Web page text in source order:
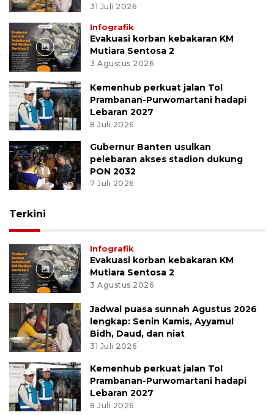
31 Juli 2026
Infografik
Evakuasi korban kebakaran KM
Mutiara Sentosa 2
3 Agustus 2026
Kemenhub perkuat jalan Tol
Prambanan-Purwomartani hadapi
Lebaran 2027
8 Juli 2026
Gubernur Banten usulkan
pelebaran akses stadion dukung
PON 2032
7 Juli 2026
Terkini
Infografik
Evakuasi korban kebakaran KM
Mutiara Sentosa 2
3 Agustus 2026
Jadwal puasa sunnah Agustus 2026
lengkap: Senin Kamis, Ayyamul
Bidh, Daud, dan niat
31 Juli 2026
Kemenhub perkuat jalan Tol
Prambanan-Purwomartani hadapi
Lebaran 2027
8 Juli 2026